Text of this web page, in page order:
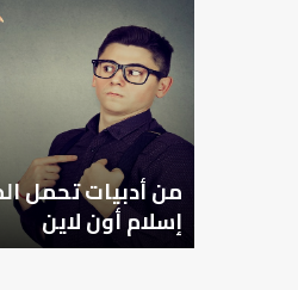
من أدبيات تحمل المسؤلية –
إسلام أون لاين